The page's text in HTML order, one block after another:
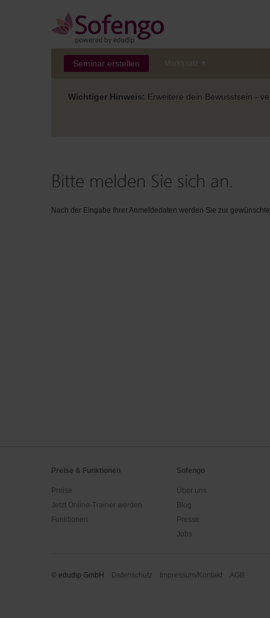
Seminar erstellen Marktplatz
Wichtiger Hinweis: Erweitere dein Bewusstsein -
Bitte melden Sie sich an.
Nach der Eingabe Ihrer Anmeldedaten werden Sie zur
Preise & Funktionen
Preise
Jetzt Online-Trainer werden
Funktionen
Sofengo
Über uns
Blog
Presse
Jobs
© edudip GmbH Datenschutz Impressum/Kontakt AGB